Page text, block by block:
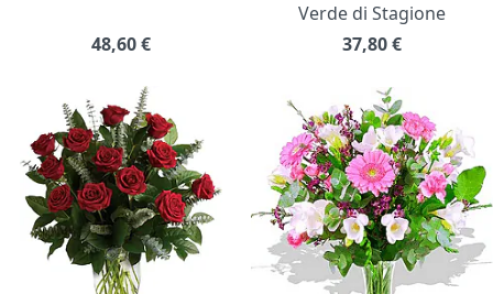
48,60€
Verde di Stagione
37,80€